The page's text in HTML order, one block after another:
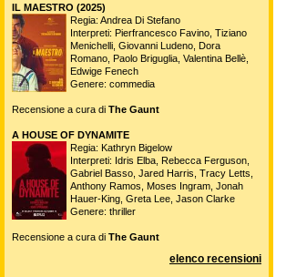
IL MAESTRO (2025)
Regia: Andrea Di Stefano
Interpreti: Pierfrancesco Favino, Tiziano
Menichelli, Giovanni Ludeno, Dora
Romano, Paolo Briguglia, Valentina Bellè,
Edwige Fenech
Genere: commedia
Recensione a cura di The Gaunt
A HOUSE OF DYNAMITE
Regia: Kathryn Bigelow
Interpreti: Idris Elba, Rebecca Ferguson,
Gabriel Basso, Jared Harris, Tracy Letts,
Anthony Ramos, Moses Ingram, Jonah
Hauer-King, Greta Lee, Jason Clarke
Genere: thriller
Recensione a cura di The Gaunt
elenco recensioni